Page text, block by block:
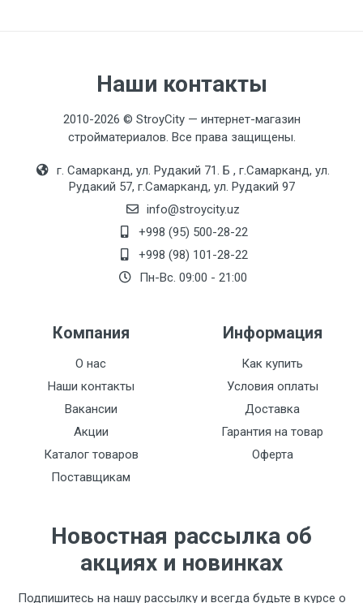
Наши контакты
2010-2026 © StroyCity — интернет-магазин
стройматериалов. Все права защищены.
г. Самарканд, ул. Рудакий 71. Б , г.Самарканд, ул.
Рудакий 57, г.Самарканд, ул. Рудакий 97
info@stroycity.uz
+998 (95) 500-28-22
+998 (98) 101-28-22
Пн-Вс. 09:00 - 21:00
Компания
О нас
Наши контакты
Вакансии
Акции
Каталог товаров
Поставщикам
Информация
Как купить
Условия оплаты
Доставка
Гарантия на товар
Оферта
Новостная рассылка об
акциях и новинках
Подпишитесь на нашу рассылку и всегда будьте в курсе о